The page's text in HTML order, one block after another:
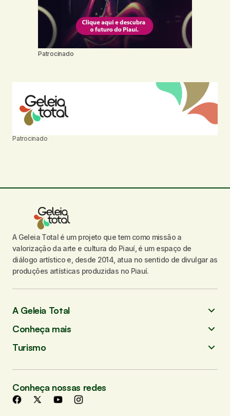
Patrocinado
Patrocinado
A Geleia Total é um projeto que tem como missão a
valorização da arte e cultura do Piauí, é um espaço de
diálogo artístico e, desde 2014, atua no sentido de divulgar as
produções artísticas produzidas no Piauí.
A Geleia Total
Conheça mais
Turismo
Conheça nossas redes